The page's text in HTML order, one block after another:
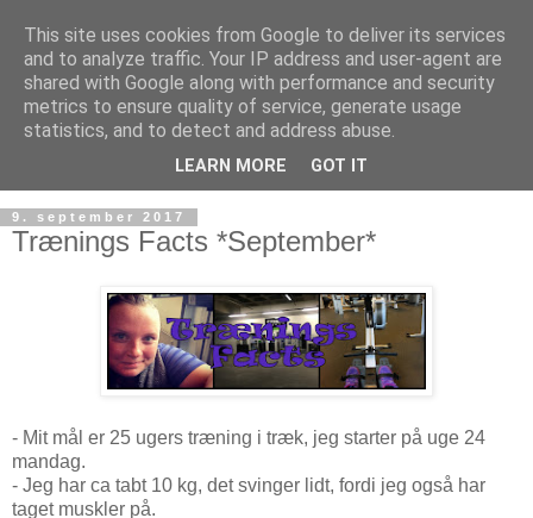
9. september 2017
Trænings Facts *September*
- Mit mål er 25 ugers træning i træk, jeg starter på uge 24
mandag.
- Jeg har ca tabt 10 kg, det svinger lidt, fordi jeg også har
taget muskler på.
This site uses cookies from Google to deliver its services
and to analyze traffic. Your IP address and user-agent are
shared with Google along with performance and security
metrics to ensure quality of service, generate usage
statistics, and to detect and address abuse.
LEARN MORE GOT IT